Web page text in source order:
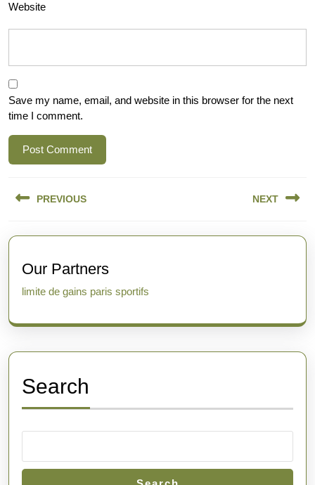
Website
Save my name, email, and website in this browser for the next
time I comment.
navigation
PREVIOUS NEXT
Our Partners
limite de gains paris sportifs
Search